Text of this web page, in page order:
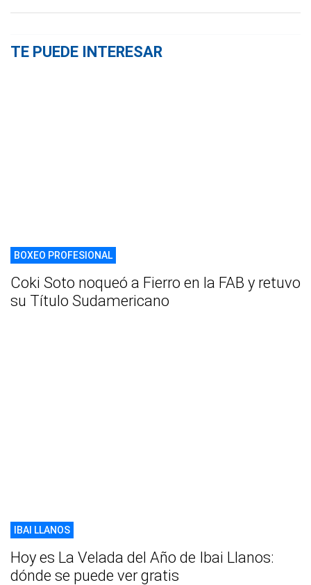
TE PUEDE INTERESAR
BOXEO PROFESIONAL
Coki Soto noqueó a Fierro en la FAB y retuvo
su Título Sudamericano
IBAI LLANOS
Hoy es La Velada del Año de Ibai Llanos:
dónde se puede ver gratis